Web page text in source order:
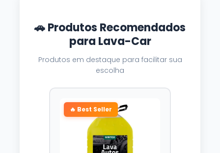
🚗 Produtos Recomendados
para Lava-Car
Produtos em destaque para facilitar sua
escolha
🔥 Best Seller